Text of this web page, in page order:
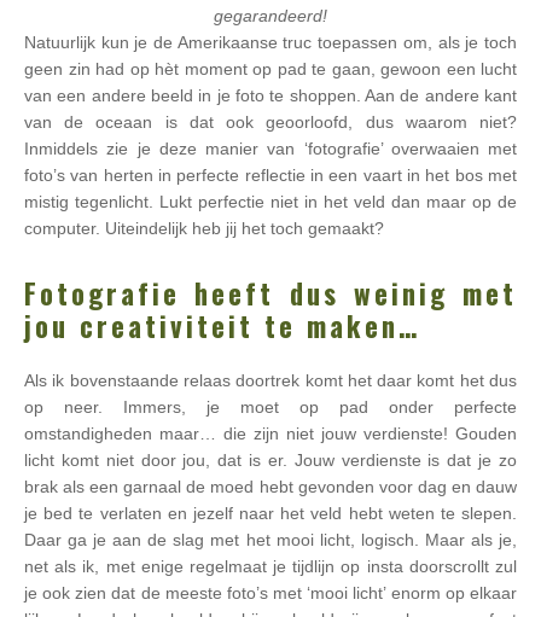
gegarandeerd!
Natuurlijk kun je de Amerikaanse truc toepassen om, als je toch
geen zin had op hèt moment op pad te gaan, gewoon een lucht
van een andere beeld in je foto te shoppen. Aan de andere kant
van de oceaan is dat ook geoorloofd, dus waarom niet?
Inmiddels zie je deze manier van ‘fotografie’ overwaaien met
foto’s van herten in perfecte reflectie in een vaart in het bos met
mistig tegenlicht. Lukt perfectie niet in het veld dan maar op de
computer. Uiteindelijk heb jij het toch gemaakt?
Fotografie heeft dus weinig met
jou creativiteit te maken…
Als ik bovenstaande relaas doortrek komt het daar komt het dus
op neer. Immers, je moet op pad onder perfecte
omstandigheden maar… die zijn niet jouw verdienste! Gouden
licht komt niet door jou, dat is er. Jouw verdienste is dat je zo
brak als een garnaal de moed hebt gevonden voor dag en dauw
je bed te verlaten en jezelf naar het veld hebt weten te slepen.
Daar ga je aan de slag met het mooi licht, logisch. Maar als je,
net als ik, met enige regelmaat je tijdlijn op insta doorscrollt zul
je ook zien dat de meeste foto’s met ‘mooi licht’ enorm op elkaar